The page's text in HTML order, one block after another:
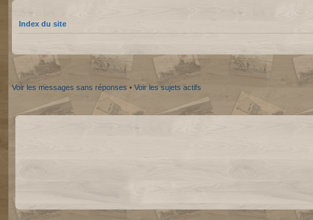
Index du site
Voir les messages sans réponses • Voir les sujets actifs